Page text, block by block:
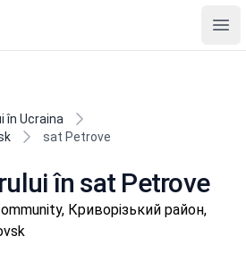
în Ucraina
sat Petrove
în sat Petrove
Криворізький район,